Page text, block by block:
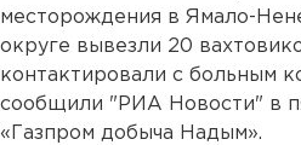
месторождения в Ямало-
округе вывезли 20
контактировали с больным
сообщили "РИА Новости" в
«Газпром добыча Надым».